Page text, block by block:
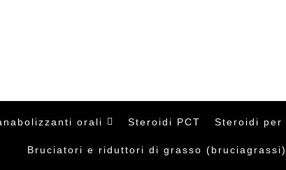
orali Steroidi PCT Steroidi per
Bruciatori e riduttori di grasso (bruciagrassi)